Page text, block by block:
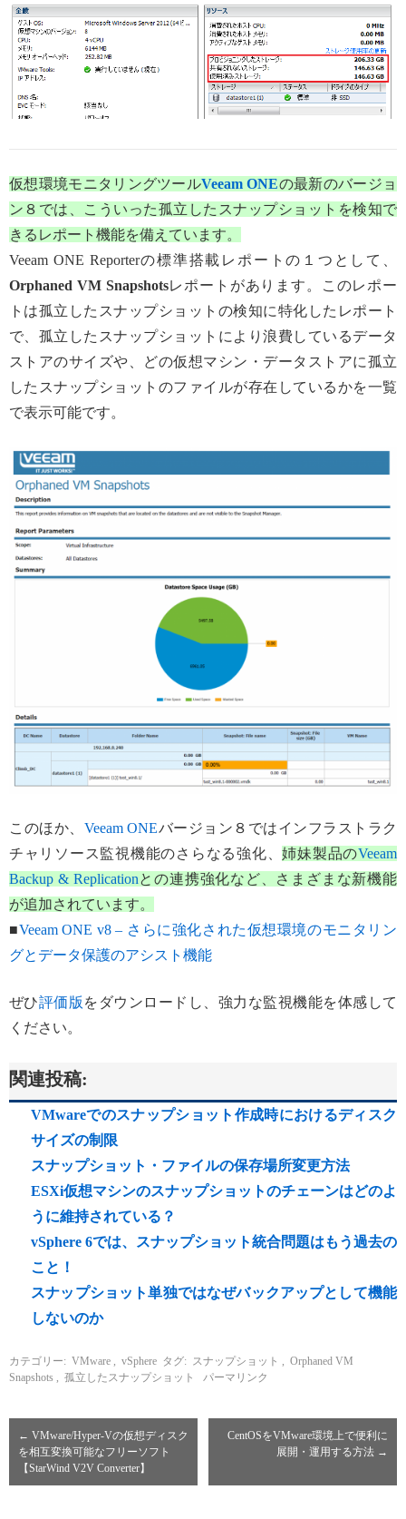
仮想環境モニタリングツールVeeam ONEの最新のバージョ
ン８では、こういった孤立したスナップショットを検知で
きるレポート機能を備えています。
Veeam ONE Reporterの標準搭載レポートの１つとして、
Orphaned VM Snapshotsレポートがあります。このレポー
トは孤立したスナップショットの検知に特化したレポート
で、孤立したスナップショットにより浪費しているデータ
ストアのサイズや、どの仮想マシン・データストアに孤立
したスナップショットのファイルが存在しているかを一覧
で表示可能です。
このほか、 Veeam ONEバージョン８ではインフラストラク
チャリソース監視機能のさらなる強化、姉妹製品のVeeam
Backup & Replicationとの連携強化など、さまざまな新機能
が追加されています。
■Veeam ONE v8 – さらに強化された仮想環境のモニタリン
グとデータ保護のアシスト機能
ぜひ評価版 をダウンロードし、強力な監視機能を体感して
ください。
関連投稿:
VMwareでのスナップショット作成時におけるディスク
サイズの制限
スナップショット・ファイルの保存場所変更方法
ESXi仮想マシンのスナップショットのチェーンはどのよ
うに維持されている？
vSphere 6では、スナップショット統合問題はもう過去の
こと！
スナップショット単独ではなぜバックアップとして機能
しないのか
カテゴリー: VMware , vSphere タグ: スナップショット , Orphaned VM
Snapshots , 孤立したスナップショット パーマリンク
← VMware/Hyper-Vの仮想ディスク
を相互変換可能なフリーソフト
【StarWind V2V Converter】
CentOSをVMware環境上で便利に
展開・運用する方法 →